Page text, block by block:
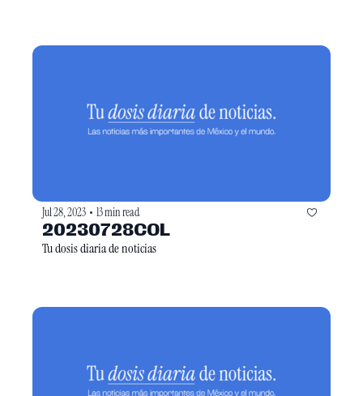
Jul 28, 2023 • 13 min read
20230728COL
Tu dosis diaria de noticias